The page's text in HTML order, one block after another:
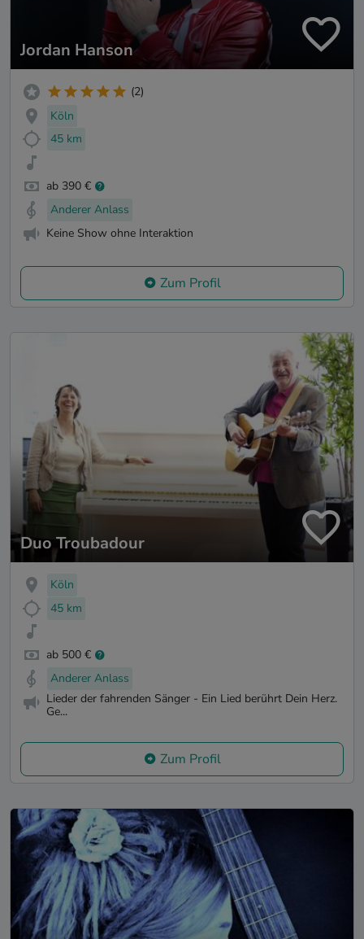
Jordan Hanson
(2)
Köln
45 km
ab 390 €
Anderer Anlass
Keine Show ohne Interaktion
Zum Profil
Duo Troubadour
Köln
45 km
ab 500 €
Anderer Anlass
Lieder der fahrenden Sänger - Ein Lied berührt Dein Herz.
Ge...
Zum Profil